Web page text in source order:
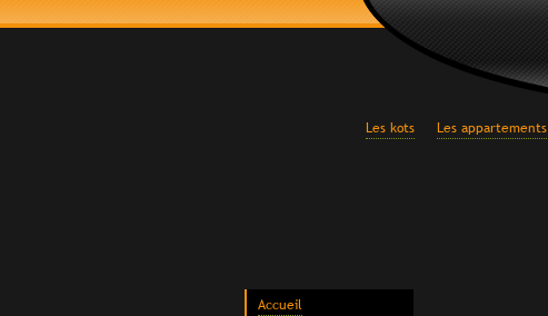
Accueil
Les kots Les appartements